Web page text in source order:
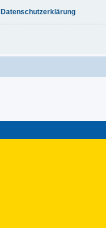
Datenschutzerklärung